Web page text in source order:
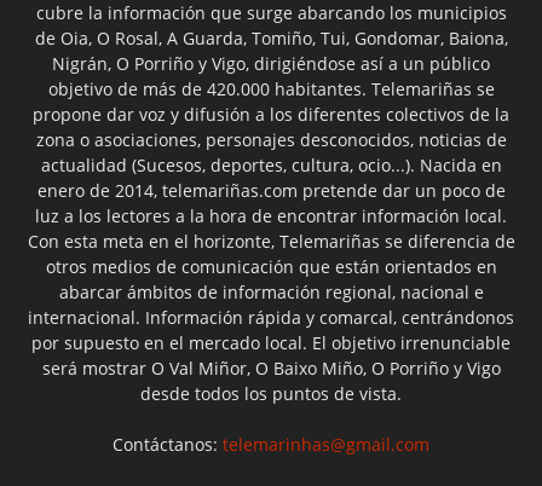
cubre la información que surge abarcando los municipios
de Oia, O Rosal, A Guarda, Tomiño, Tui, Gondomar, Baiona,
Nigrán, O Porriño y Vigo, dirigiéndose así a un público
objetivo de más de 420.000 habitantes. Telemariñas se
propone dar voz y difusión a los diferentes colectivos de la
zona o asociaciones, personajes desconocidos, noticias de
actualidad (Sucesos, deportes, cultura, ocio...). Nacida en
enero de 2014, telemariñas.com pretende dar un poco de
luz a los lectores a la hora de encontrar información local.
Con esta meta en el horizonte, Telemariñas se diferencia de
otros medios de comunicación que están orientados en
abarcar ámbitos de información regional, nacional e
internacional. Información rápida y comarcal, centrándonos
por supuesto en el mercado local. El objetivo irrenunciable
será mostrar O Val Miñor, O Baixo Miño, O Porriño y Vigo
desde todos los puntos de vista.
Contáctanos: telemarinhas@gmail.com